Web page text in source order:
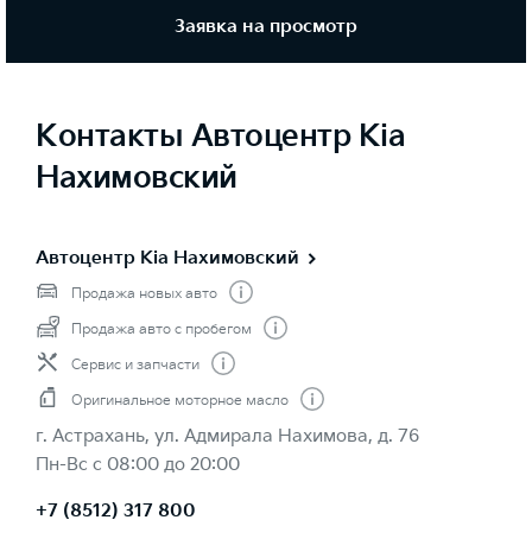
Заявка на просмотр
Контакты Автоцентр Kia
Нахимовский
Автоцентр Kia Нахимовский
Продажа новых авто
Продажа авто с пробегом
Сервис и запчасти
Оригинальное моторное масло
г. Астрахань, ул. Адмирала Нахимова, д. 76
Пн-Вс с 08:00 до 20:00
+7 (8512) 317 800